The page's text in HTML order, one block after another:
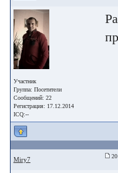
Участник
Группа: Посетители
Сообщений: 22
Регистрация: 17.12.2014
ICQ:--
Miry7 20